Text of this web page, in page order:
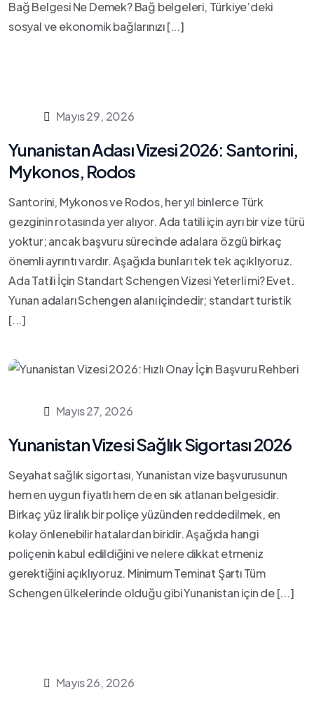
Bağ Belgesi Ne Demek? Bağ belgeleri, Türkiye’deki
sosyal ve ekonomik bağlarınızı [...]
Mayıs 29, 2026
Yunanistan Adası Vizesi 2026: Santorini,
Mykonos, Rodos
Santorini, Mykonos ve Rodos, her yıl binlerce Türk
gezginin rotasında yer alıyor. Ada tatili için ayrı bir vize türü
yoktur; ancak başvuru sürecinde adalara özgü birkaç
önemli ayrıntı vardır. Aşağıda bunları tek tek açıklıyoruz.
Ada Tatili İçin Standart Schengen Vizesi Yeterli mi? Evet.
Yunan adaları Schengen alanı içindedir; standart turistik
[...]
Mayıs 27, 2026
Yunanistan Vizesi Sağlık Sigortası 2026
Seyahat sağlık sigortası, Yunanistan vize başvurusunun
hem en uygun fiyatlı hem de en sık atlanan belgesidir.
Birkaç yüz liralık bir poliçe yüzünden reddedilmek, en
kolay önlenebilir hatalardan biridir. Aşağıda hangi
poliçenin kabul edildiğini ve nelere dikkat etmeniz
gerektiğini açıklıyoruz. Minimum Teminat Şartı Tüm
Schengen ülkelerinde olduğu gibi Yunanistan için de [...]
Mayıs 26, 2026